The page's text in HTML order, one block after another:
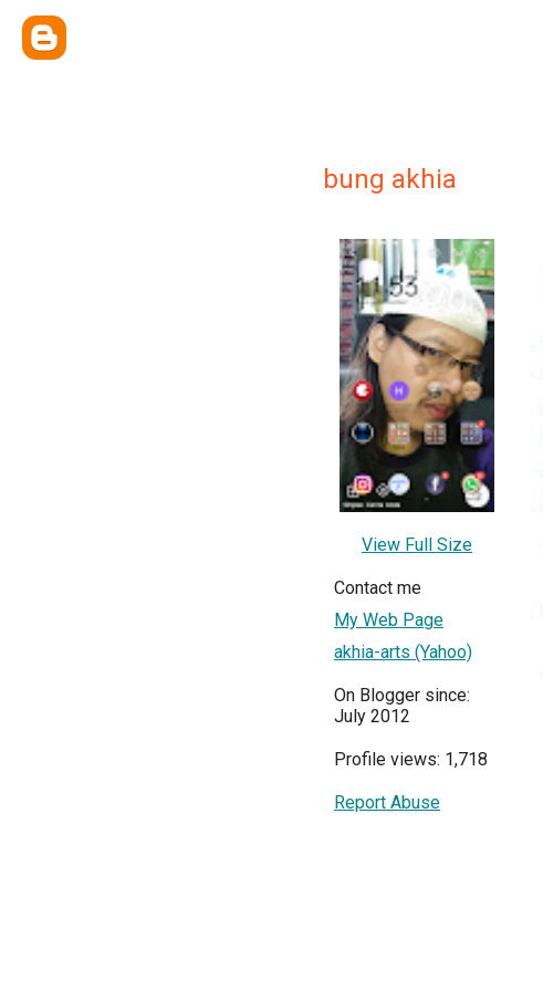
bung akhia
View Full Size
Contact me
My Web Page
akhia-arts (Yahoo)
On Blogger since:
July 2012
Profile views: 1,718
Report Abuse